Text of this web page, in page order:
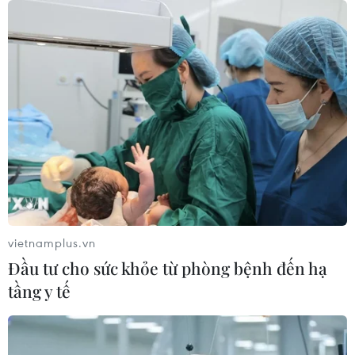
07/08/2026 01:27
Ấn Độ thử thành công tên lửa đạn
đạo Agni-4, tầm bắn 4.000 km
06/08/2026 23:17
Hàn Quốc tái khẳng định mục tiêu
chung sống hòa bình với Triều Tiên
Lở đất tại Philippines khiến ít nhất 4
người thiệt mạng
vietnamplus.vn
Đầu tư cho sức khỏe từ phòng bệnh đến hạ
tầng y tế